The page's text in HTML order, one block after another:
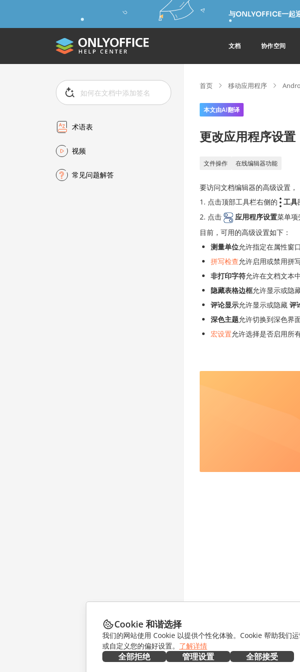
与ONLYOFFICE一起
文档 协作空间
术语表
视频
常见问题解答
首页 移动应用程序
本文由AI翻译
更改应用程序设置
文件操作 在线编辑器功能
要访问文档编辑器的高级设置，
点击顶部工具栏右侧的
工具
点击
应用程序设置菜单项
目前，可用的高级设置如下：
测量单位允许指定在属性窗
拼写检查允许启用或禁用拼
非打印字符允许在文档文本
隐藏表格边框允许显示或隐
评论显示允许显示或隐藏 评
深色主题允许切换到深色界
宏设置允许选择是否启用所
Cookie 和谐选择
我们的网站使用 Cookie 以提供个性化体验。Cookie 帮助我们
或自定义您的偏好设置。 了解详情
全部拒绝 管理设置 全部接受